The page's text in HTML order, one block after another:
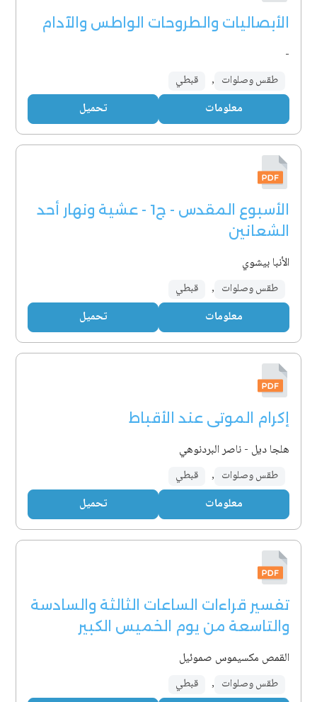
الأبصاليات والطروحات الواطس والآدام
-
طقس وصلوات , قبطي
معلومات تحميل
الأسبوع المقدس - ج1 - عشية ونهار أحد
الشعانين
الأنبا بيشوي
طقس وصلوات , قبطي
معلومات تحميل
إكرام الموتى عند الأقباط
هلجا ديل - ناصر البردنوهي
طقس وصلوات , قبطي
معلومات تحميل
تفسير قراءات الساعات الثالثة والسادسة
والتاسعة من يوم الخميس الكبير
القمص مكسيموس صموئيل
طقس وصلوات , قبطي